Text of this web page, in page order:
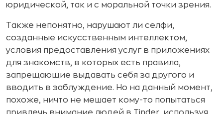
юридической, так и с моральной точки зрения.
Также непонятно, нарушают ли селфи,
созданные искусственным интеллектом,
условия предоставления услуг в приложениях
для знакомств, в которых есть правила,
запрещающие выдавать себя за другого и
вводить в заблуждение. Но на данный момент,
похоже, ничто не мешает кому-то попытаться